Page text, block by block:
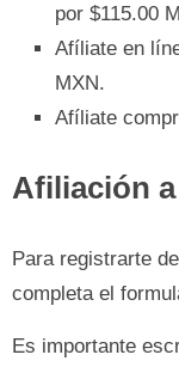
por $115.00
Afíliate en
MXN.
Afíliate
Afiliación
Para registrarte
completa el
Es importante